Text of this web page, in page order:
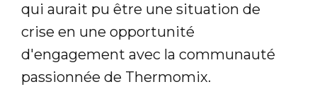
qui aurait pu être une situation de
crise en une opportunité
d'engagement avec la communauté
passionnée de Thermomix.